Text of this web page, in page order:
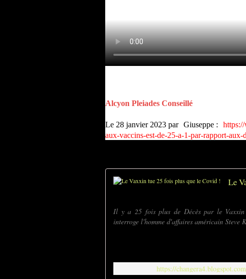
Alcyon Pleiades Conseillé
Le 28 janvier 2023 par Giuseppe :
aux-vaccins-est-de-25-a-1-par-rapport-aux-
Le
Il y a 25 fois plus de Décès par le
interroge l'homme d'affaires américain Steve
https://